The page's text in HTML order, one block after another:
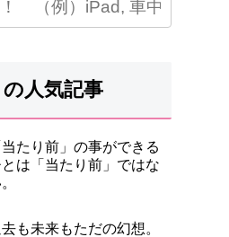
人気記事
当たり前」の事ができる
は「当たり前」ではな
も未来もただの幻想。